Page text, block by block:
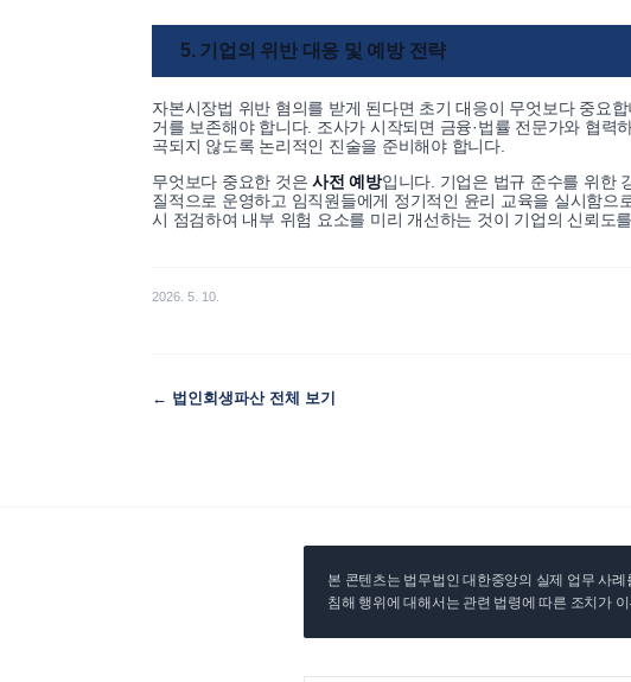
5. 기업의 위반 대응 및 예방 전략
자본시장법 위반 혐의를 받게 된다면 초기 대응이 무엇보다 중요
거를 보존해야 합니다. 조사가 시작되면 금융·법률 전문가와 협
곡되지 않도록 논리적인 진술을 준비해야 합니다.
무엇보다 중요한 것은 사전 예방입니다. 기업은 법규 준수를 위한
질적으로 운영하고 임직원들에게 정기적인 윤리 교육을 실시함
시 점검하여 내부 위험 요소를 미리 개선하는 것이 기업의 신뢰도
2026. 5. 10.
← 법인회생파산전체 보기
본 콘텐츠는 법무법인 대한중앙의 실제 업무 사
침해 행위에 대해서는 관련 법령에 따른 조치가